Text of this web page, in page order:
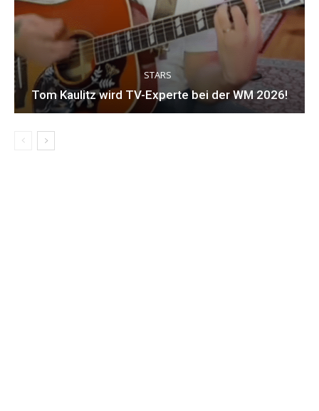
STARS
Tom Kaulitz wird TV-Experte bei der WM 2026!